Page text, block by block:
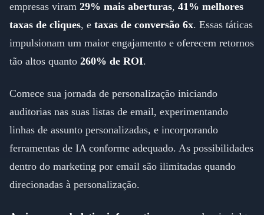
empresas viram 29% mais aberturas, 41% melhores
taxas de cliques, e taxas de conversão 6x. Essas táticas
impulsionam um maior engajamento e oferecem retornos
tão altos quanto 260% de ROI.
Comece sua jornada de personalização iniciando
auditorias nas suas listas de email, experimentando
linhas de assunto personalizadas, e incorporando
ferramentas de IA conforme adequado. As possibilidades
dentro do marketing por email são ilimitadas quando
direcionadas à personalização.